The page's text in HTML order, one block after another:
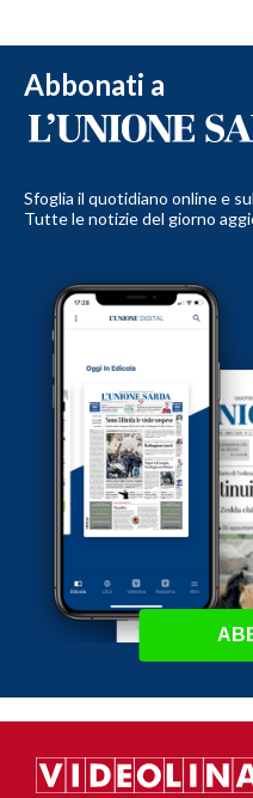
Abbonati a
Sfoglia il quotidiano online e
Tutte le notizie del giorno